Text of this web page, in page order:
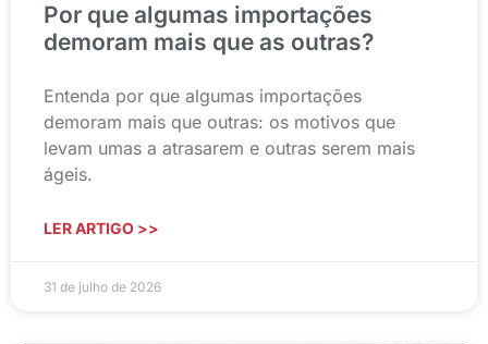
Por que algumas importações
demoram mais que as outras?
Entenda por que algumas importações
demoram mais que outras: os motivos que
levam umas a atrasarem e outras serem mais
ágeis.
LER ARTIGO >>
31 de julho de 2026